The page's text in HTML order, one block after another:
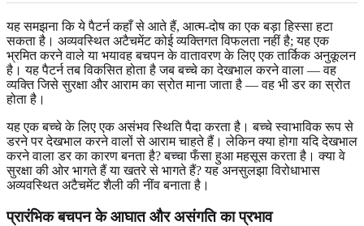
यह समझना कि ये पैटर्न कहाँ से आते हैं, आत्म-दोष का एक बड़ा हिस्सा हटा
सकता है। अव्यवस्थित अटैचमेंट कोई व्यक्तिगत विफलता नहीं है; यह एक
भ्रमित करने वाले या भयावह बचपन के वातावरण के लिए एक तार्किक अनुकूलन
है। यह पैटर्न तब विकसित होता है जब बच्चे का देखभाल करने वाला — वह
व्यक्ति जिसे सुरक्षा और आराम का स्रोत माना जाता है — वह भी डर का स्रोत
होता है।
यह एक बच्चे के लिए एक असंभव स्थिति पैदा करता है। बच्चे स्वाभाविक रूप से
डरने पर देखभाल करने वालों से आराम चाहते हैं। लेकिन क्या होगा यदि देखभाल
करने वाला डर का कारण बनता है? बच्चा फँसा हुआ महसूस करता है। क्या वे
सुरक्षा की ओर भागते हैं या खतरे से भागते हैं? यह अनसुलझा विरोधाभास
अव्यवस्थित अटैचमेंट शैली की नींव बनाता है।
प्रारंभिक बचपन के आघात और असंगति का प्रभाव